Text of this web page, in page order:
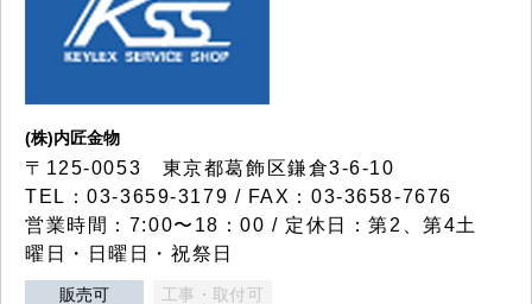
(株)内匠金物
〒125-0053 東京都葛飾区鎌倉3-6-10
TEL：03-3659-3179 / FAX：03-3658-7676
営業時間：7:00〜18：00 / 定休日：第2、第4土
曜日・日曜日・祝祭日
販売可 工事・取付可